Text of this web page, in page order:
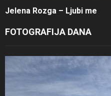
Jelena Rozga – Ljubi me
FOTOGRAFIJA DANA